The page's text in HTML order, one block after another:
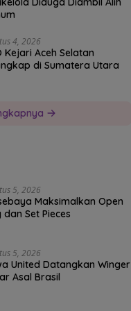
4, 2026
Kejari Aceh Selatan
di Sumatera Utara
5, 2026
Maksimalkan Open
dan Set Pieces
5, 2026
United Datangkan Winger
Asal Brasil